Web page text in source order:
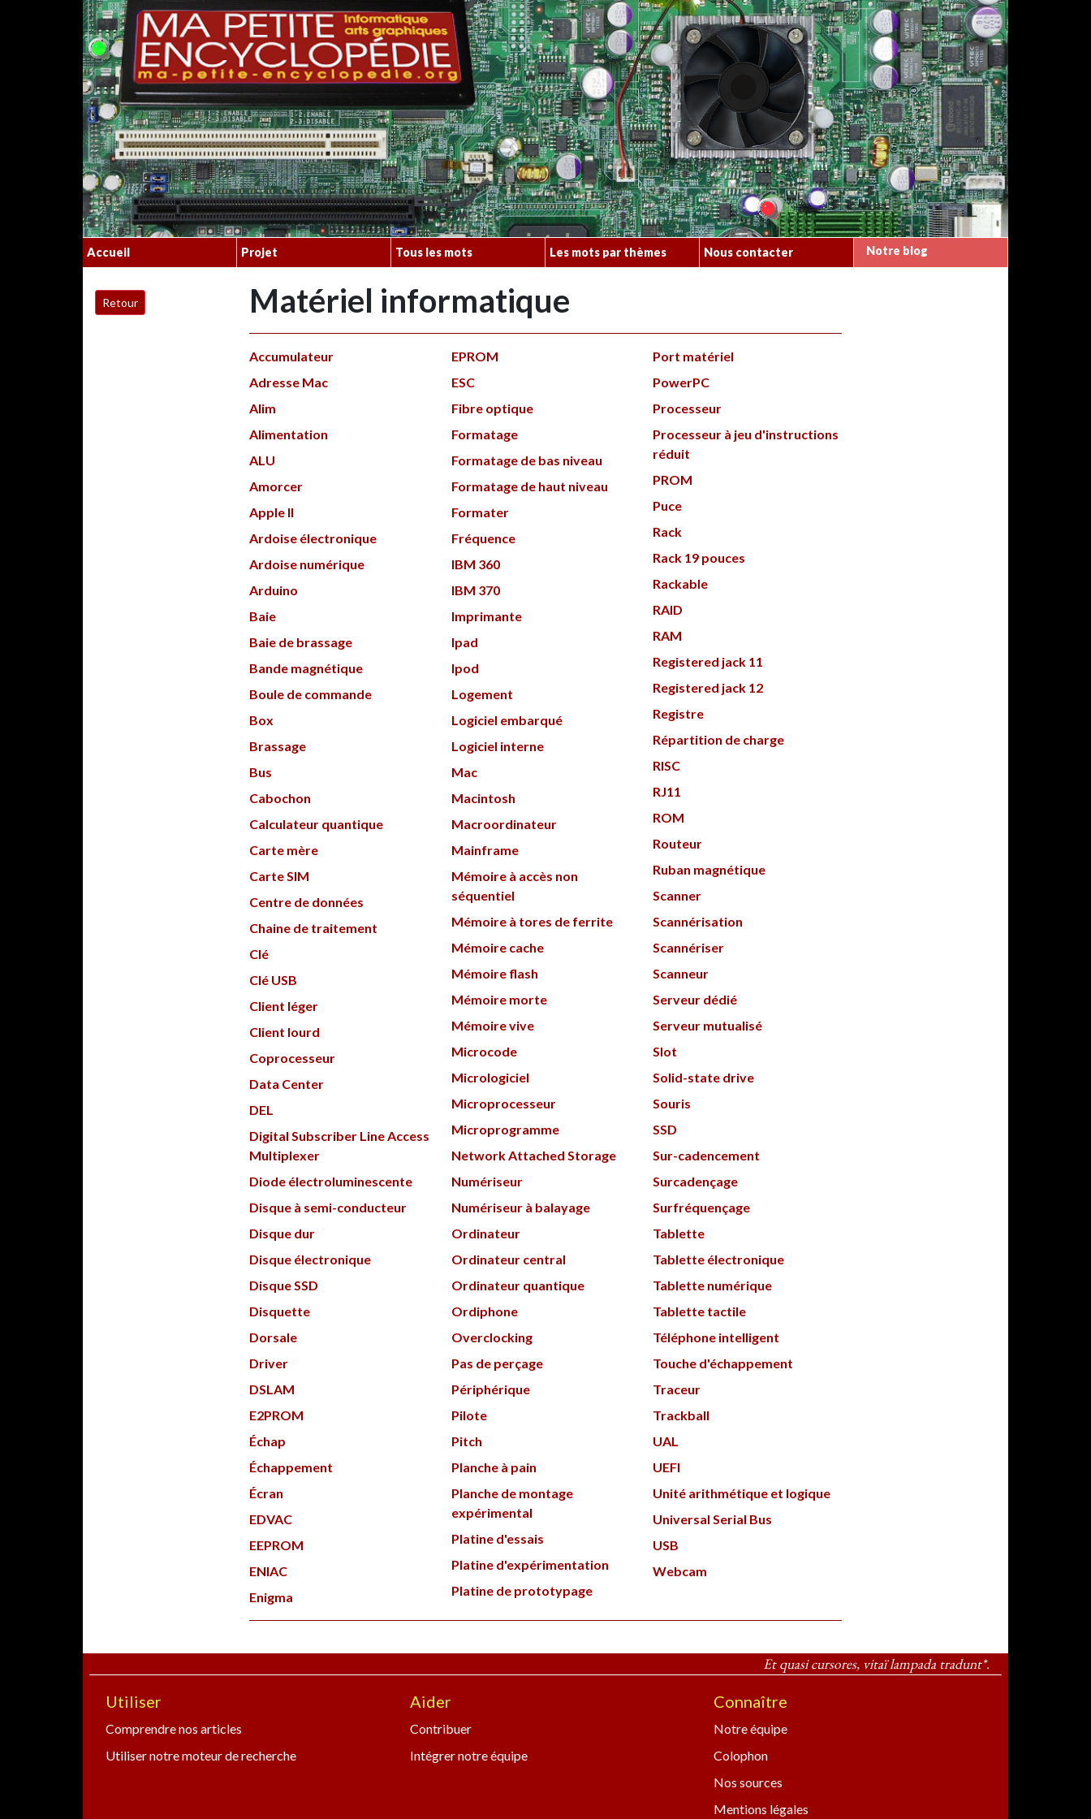
Accueil Projet Tous les mots Les mots par thèmes Nous contacter Notre blog
Matériel informatique
Accumulateur
Adresse Mac
Alim
Alimentation
ALU
Amorcer
Apple II
Ardoise électronique
Ardoise numérique
Arduino
Baie
Baie de brassage
Bande magnétique
Boule de commande
Box
Brassage
Bus
Cabochon
Calculateur quantique
Carte mère
Carte SIM
Centre de données
Chaine de traitement
Clé
Clé USB
Client léger
Client lourd
Coprocesseur
Data Center
DEL
Digital Subscriber Line Access
Multiplexer
Diode électroluminescente
Disque à semi-conducteur
Disque dur
Disque électronique
Disque SSD
Disquette
Dorsale
Driver
DSLAM
E2PROM
Échap
Échappement
Écran
EDVAC
EEPROM
ENIAC
Enigma
EPROM
ESC
Fibre optique
Formatage
Formatage de bas niveau
Formatage de haut niveau
Formater
Fréquence
IBM 360
IBM 370
Imprimante
Ipad
Ipod
Logement
Logiciel embarqué
Logiciel interne
Mac
Macintosh
Macroordinateur
Mainframe
Mémoire à accès non
séquentiel
Mémoire à tores de ferrite
Mémoire cache
Mémoire flash
Mémoire morte
Mémoire vive
Microcode
Micrologiciel
Microprocesseur
Microprogramme
Network Attached Storage
Numériseur
Numériseur à balayage
Ordinateur
Ordinateur central
Ordinateur quantique
Ordiphone
Overclocking
Pas de perçage
Périphérique
Pilote
Pitch
Planche à pain
Planche de montage
expérimental
Platine d'essais
Platine d'expérimentation
Platine de prototypage
Port matériel
PowerPC
Processeur
Processeur à jeu d'instructions
réduit
PROM
Puce
Rack
Rack 19 pouces
Rackable
RAID
RAM
Registered jack 11
Registered jack 12
Registre
Répartition de charge
RISC
RJ11
ROM
Routeur
Ruban magnétique
Scanner
Scannérisation
Scannériser
Scanneur
Serveur dédié
Serveur mutualisé
Slot
Solid-state drive
Souris
SSD
Sur-cadencement
Surcadençage
Surfréquençage
Tablette
Tablette électronique
Tablette numérique
Tablette tactile
Téléphone intelligent
Touche d'échappement
Traceur
Trackball
UAL
UEFI
Unité arithmétique et logique
Universal Serial Bus
USB
Webcam
Et quasi cursores, vitaï lampada tradunt*.
Utiliser
Comprendre nos articles
Utiliser notre moteur de recherche
Aider
Contribuer
Intégrer notre équipe
Connaître
Notre équipe
Colophon
Nos sources
Mentions légales